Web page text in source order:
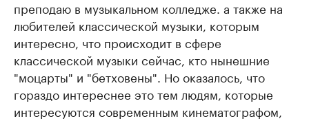
преподаю в музыкальном колледже. а также на
любителей классической музыки, которым
интересно, что происходит в сфере
классической музыки сейчас, кто нынешние
"моцарты" и "бетховены". Но оказалось, что
гораздо интереснее это тем людям, которые
интересуются современным кинематографом,